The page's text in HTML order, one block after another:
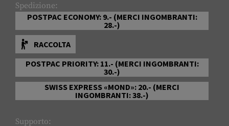
Spedizione:
POSTPAC ECONOMY: 9.- (MERCI INGOMBRANTI:
28.-)
RACCOLTA
POSTPAC PRIORITY: 11.- (MERCI INGOMBRANTI:
30.-)
SWISS EXPRESS «MOND»: 20.- (MERCI
INGOMBRANTI: 38.-)
Supporto: